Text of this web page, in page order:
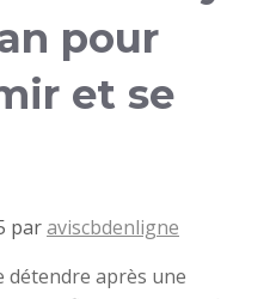
pour
et se
paraviscbdenligne
après une